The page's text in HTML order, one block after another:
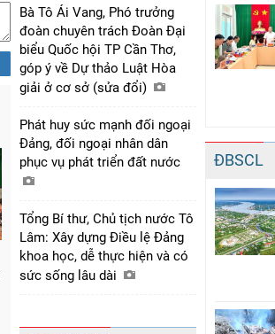
Bà Tô Ái Vang, Phó trưởng
đoàn chuyên trách Đoàn Đại
biểu Quốc hội TP Cần Thơ,
góp ý về Dự thảo Luật Hòa
giải ở cơ sở (sửa đổi)
Phát huy sức mạnh đối ngoại
Đảng, đối ngoại nhân dân
phục vụ phát triển đất nước
Tổng Bí thư, Chủ tịch nước Tô
Lâm: Xây dựng Điều lệ Đảng
khoa học, dễ thực hiện và có
sức sống lâu dài
ĐBSCL